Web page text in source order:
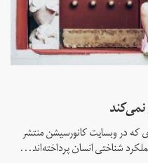
که در وبسایت کانورسیشن منتشر
شناختی انسان پرداخته‌اند...